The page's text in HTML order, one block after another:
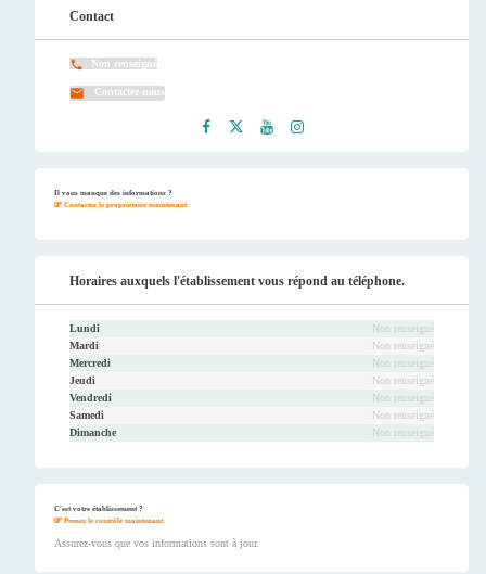
Contact
Non renseigné
Contactez-nous
Il vous manque des informations ?
Contactez le propriétaire maintenant.
Horaires auxquels l'établissement vous répond au téléphone.
Lundi
Non renseigné
Mardi
Non renseigné
Mercredi
Non renseigné
Jeudi
Non renseigné
Vendredi
Non renseigné
Samedi
Non renseigné
Dimanche
Non renseigné
C'est votre établissement ?
Prenez le contrôle maintenant.
Assurez-vous que vos informations sont à jour.